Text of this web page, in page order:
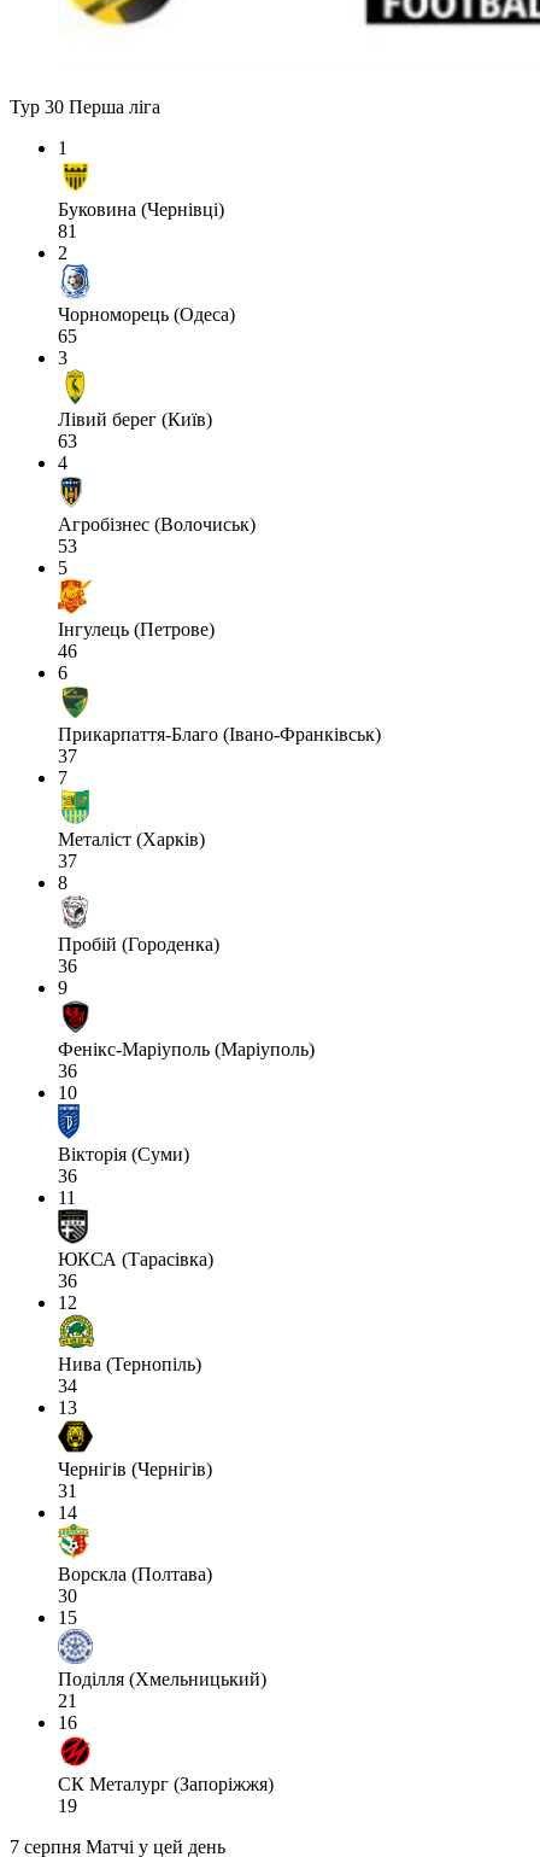
Тур 30 Перша ліга
1
Буковина (Чернівці)
81
2
Чорноморець (Одеса)
65
3
Лівий берег (Київ)
63
4
Агробізнес (Волочиськ)
53
5
Інгулець (Петрове)
46
6
Прикарпаття-Благо (Івано-Франківськ)
37
7
Металіст (Харків)
37
8
Пробій (Городенка)
36
9
Фенікс-Маріуполь (Маріуполь)
36
10
Вікторія (Суми)
36
11
ЮКСА (Тарасівка)
36
12
Нива (Тернопіль)
34
13
Чернігів (Чернігів)
31
14
Ворскла (Полтава)
30
15
Поділля (Хмельницький)
21
16
СК Металург (Запоріжжя)
19
7 серпня Матчі у цей день